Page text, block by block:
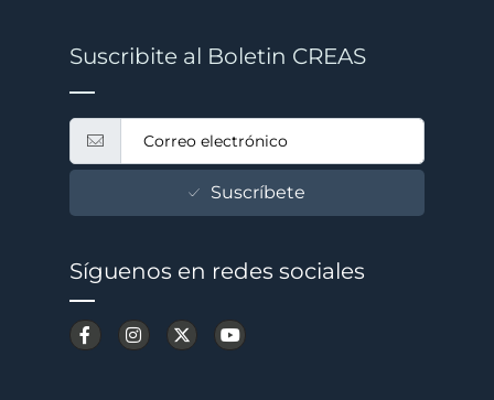
Suscribite al Boletin CREAS
Suscríbete
Síguenos en redes sociales